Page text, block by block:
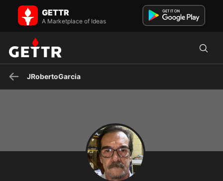
JRobertoGarcia on GETTR - Profile and Posts
Tecnico Eletronico - Bolsonaro e Anti PETRALHA até o fim !
GETTR
A Marketplace of Ideas
JRobertoGarcia